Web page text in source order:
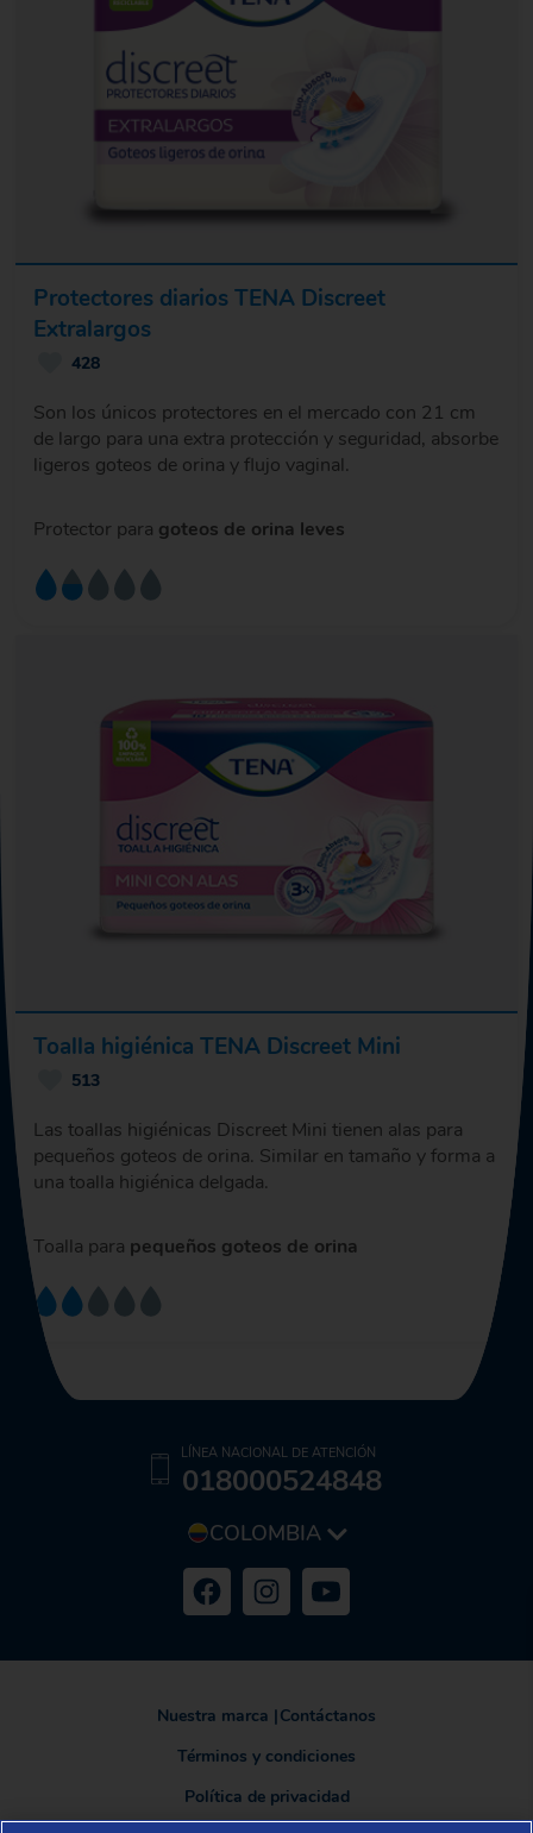
Protectores diarios TENA Discreet
Extralargos
428
Son los únicos protectores en el mercado con 21 cm
de largo para una extra protección y seguridad, absorbe
ligeros goteos de orina y flujo vaginal.
Protector para goteos de orina leves
Toalla higiénica TENA Discreet Mini
513
Las toallas higiénicas Discreet Mini tienen alas para
pequeños goteos de orina. Similar en tamaño y forma a
una toalla higiénica delgada.
Toalla para pequeños goteos de orina
COLOMBIA
LÍNEA NACIONAL DE ATENCIÓN
018000524848
Nuestra marca |Contáctanos
Términos y condiciones
Política de privacidad